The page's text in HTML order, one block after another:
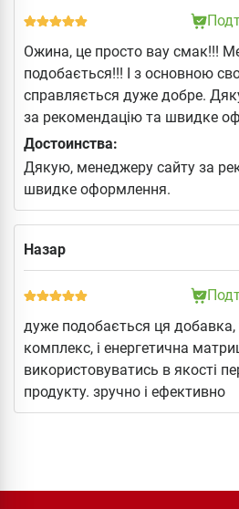
Ожина, це просто вау смак!!!
подобається!!! І з основною
справляється дуже добре.
за рекомендацію та швидке
Достоинства:
Дякую, менеджеру сайту за
швидке оформлення.
Назар
дуже подобається ця добавка,
комплекс, і енергетична
використовуватись в якості
продукту. зручно і ефективно